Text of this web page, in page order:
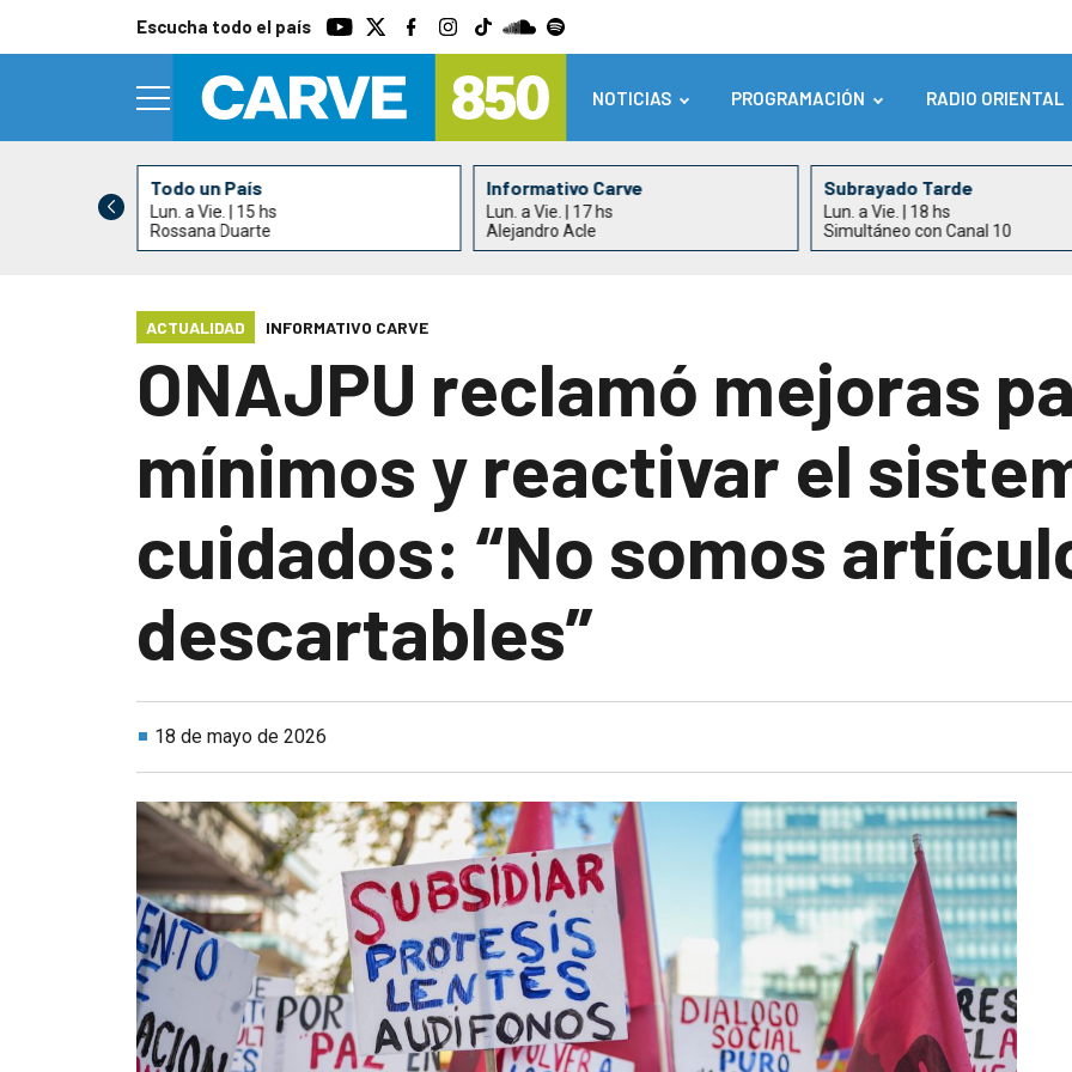
Escucha todo el país
NOTICIAS PROGRAMACIÓN RADIO ORIENTAL
Todo un País
Lun. a Vie. | 15 hs
Rossana Duarte
Informativo Carve
Lun. a Vie. | 17 hs
Alejandro Acle
Subrayado Tarde
Lun. a Vie. | 18 hs
Simultáneo con Canal 10
ACTUALIDAD INFORMATIVO CARVE
ONAJPU reclamó mejoras
mínimos y reactivar el
cuidados: “No somos
descartables”
18 de mayo de 2026